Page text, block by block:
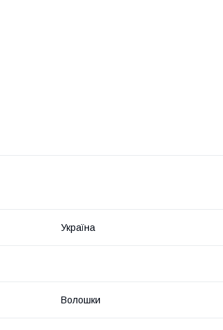
Україна
Волошки